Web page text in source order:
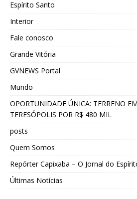
Espírito Santo
Interior
Fale conosco
Grande Vitória
GVNEWS Portal
Mundo
OPORTUNIDADE ÚNICA: TERRENO
TERESÓPOLIS POR R$ 480 MIL
posts
Quem Somos
Repórter Capixaba – O Jornal do
Últimas Notícias